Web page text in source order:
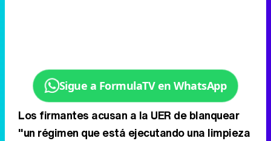
Sigue a FormulaTV en WhatsApp
Los firmantes acusan a la UER de blanquear
"un régimen que está ejecutando una limpieza